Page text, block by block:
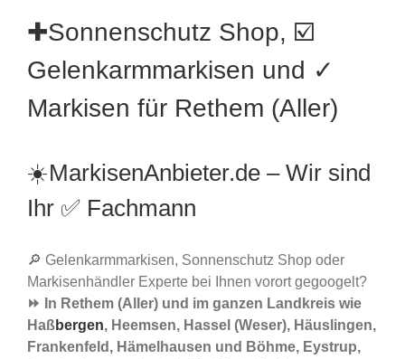
✚Sonnenschutz Shop, ☑️
Gelenkarmmarkisen und ✓
Markisen für Rethem (Aller)
☀️MarkisenAnbieter.de – Wir sind
Ihr ✅ Fachmann
🔎 Gelenkarmmarkisen, Sonnenschutz Shop oder
Markisenhändler Experte bei Ihnen vorort gegoogelt?
⏩ In Rethem (Aller) und im ganzen Landkreis wie
Haßbergen, Heemsen, Hassel (Weser), Häuslingen,
Frankenfeld, Hämelhausen und Böhme, Eystrup,